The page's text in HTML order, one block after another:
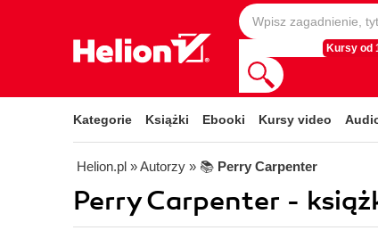
Kursy od
Kategorie Książki Ebooki Kursy video
Helion.pl » Autorzy » 📚 Perry Carpenter
Perry Carpenter -